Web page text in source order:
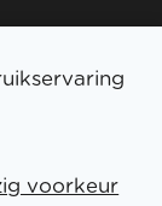
voorkeur